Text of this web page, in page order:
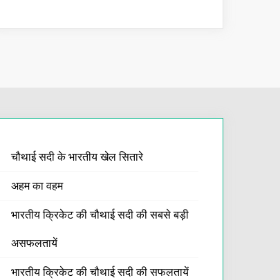
चौथाई सदी के भारतीय खेल सितारे
अहम का वहम
भारतीय क्रिकेट की चौथाई सदी की सबसे बड़ी
असफलतायें
भारतीय क्रिकेट की चौथाई सदी की सफलतायें